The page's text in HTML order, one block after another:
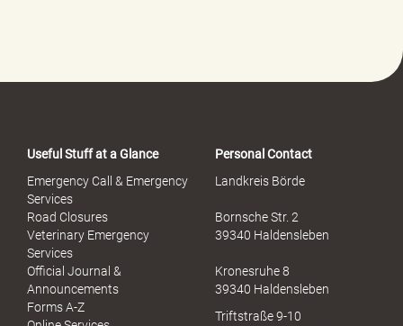
Useful Stuff at a Glance
Emergency Call & Emergency
Services
Road Closures
Veterinary Emergency
Services
Official Journal &
Announcements
Forms A-Z
Personal Contact
Landkreis Börde
Bornsche Str. 2
39340 Haldensleben
Kronesruhe 8
39340 Haldensleben
Triftstraße 9-10